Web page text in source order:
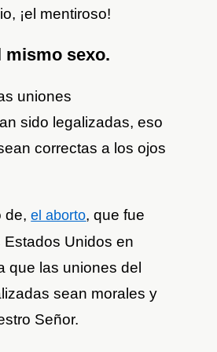
¡el mentiroso!
mismo sexo.
uniones
sido legalizadas, eso
correctas a los ojos
de,el aborto, que fue
Estados Unidos en
que las uniones del
sean morales y
Señor.